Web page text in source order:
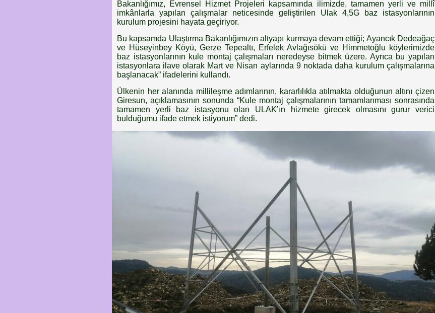
Bakanlığımız, Evrensel Hizmet Projeleri kapsamında ilimizde, tamamen yerli ve millî
imkânlarla yapılan çalışmalar neticesinde geliştirilen Ulak 4,5G baz istasyonlarının
kurulum projesini hayata geçiriyor.
Bu kapsamda Ulaştırma Bakanlığımızın altyapı kurmaya devam ettiği; Ayancık Dedeağaç
ve Hüseyinbey Köyü, Gerze Tepealtı, Erfelek Avlağısökü ve Himmetoğlu köylerimizde
baz istasyonlarının kule montaj çalışmaları neredeyse bitmek üzere. Ayrıca bu yapılan
istasyonlara ilave olarak Mart ve Nisan aylarında 9 noktada daha kurulum çalışmalarına
başlanacak” ifadelerini kullandı.
Ülkenin her alanında millileşme adımlarının, kararlılıkla atılmakta olduğunun altını çizen
Giresun, açıklamasının sonunda “Kule montaj çalışmalarının tamamlanması sonrasında
tamamen yerli baz istasyonu olan ULAK’ın hizmete girecek olmasını gurur verici
bulduğumu ifade etmek istiyorum” dedi.